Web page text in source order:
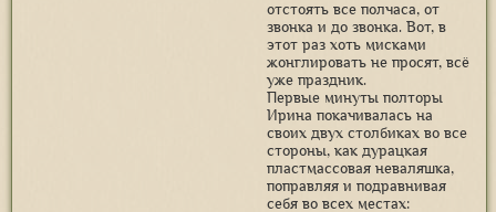
отстоять все полчаса, от
звонка и до звонка. Вот, в
этот раз хоть мисками
жонглировать не просят, всё
уже праздник.
Первые минуты полторы
Ирина покачивалась на
своих двух столбиках во все
стороны, как дурацкая
пластмассовая неваляшка,
поправляя и подравнивая
себя во всех местах: